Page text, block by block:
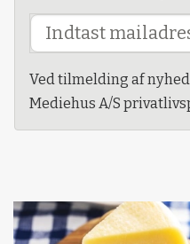
Ved tilmelding af
Mediehus A/S